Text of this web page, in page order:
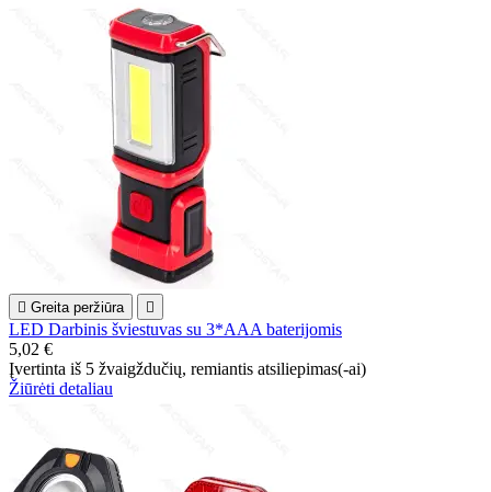
 Greita peržiūra 
LED Darbinis šviestuvas su 3*AAA baterijomis
5,02 €
Įvertinta iš 5 žvaigždučių, remiantis atsiliepimas(-ai)
Žiūrėti detaliau